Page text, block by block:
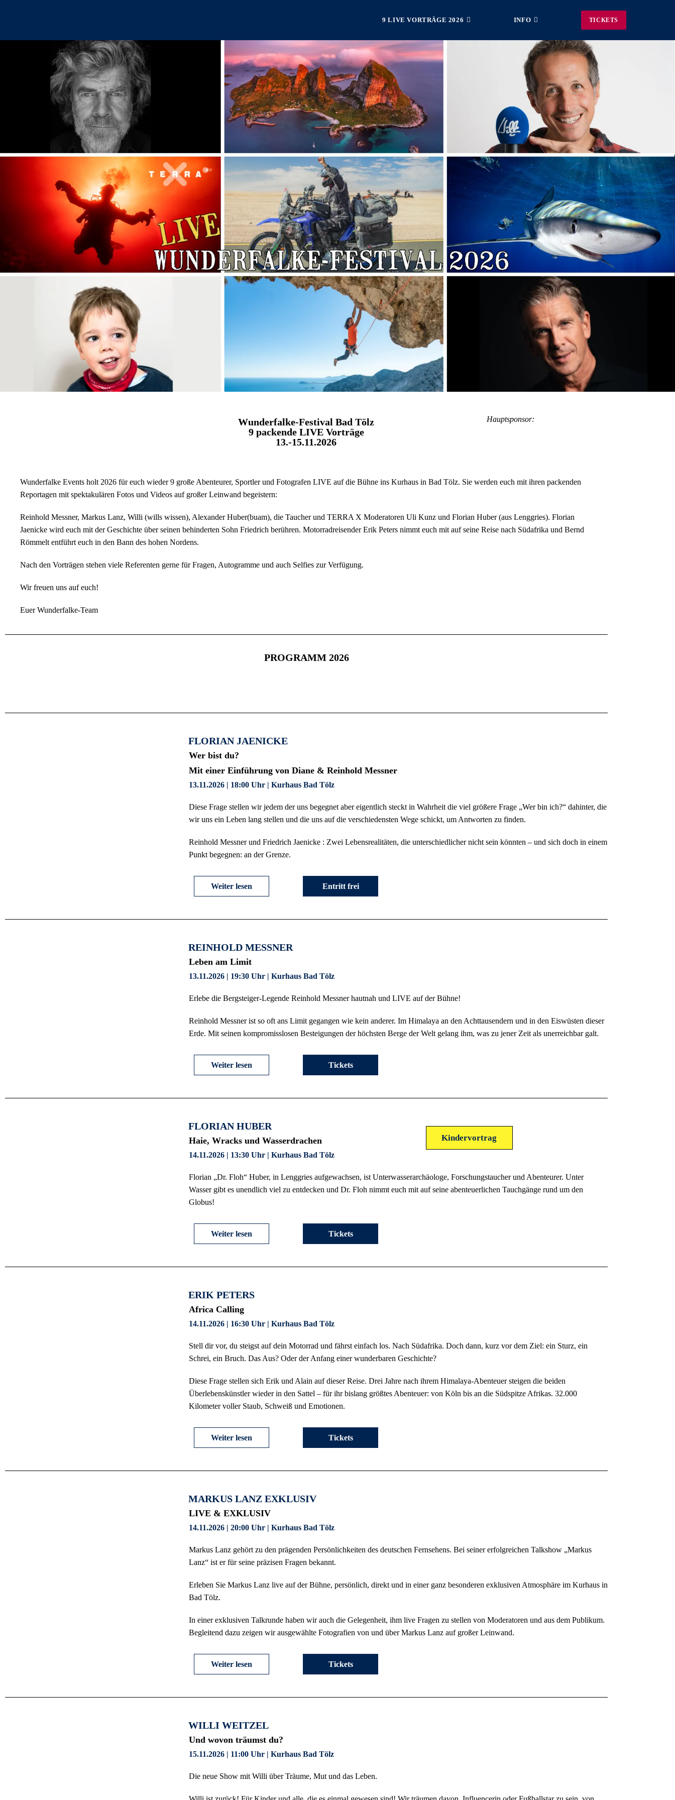
9 LIVE VORTRÄGE 2026 INFO TICKETS
Wunderfalke-Festival Bad Tölz
9 packende LIVE Vorträge
13.-15.11.2026
Hauptsponsor:
Wunderfalke Events holt 2026 für euch wieder 9 große Abenteurer, Sportler und Fotografen LIVE auf die Bühne ins Kurhaus in Bad Tölz. Sie werden euch mit ihren packenden
Reportagen mit spektakulären Fotos und Videos auf großer Leinwand begeistern:
Reinhold Messner, Markus Lanz, Willi (wills wissen), Alexander Huber(buam), die Taucher und TERRA X Moderatoren Uli Kunz und Florian Huber (aus Lenggries). Florian
Jaenicke wird euch mit der Geschichte über seinen behinderten Sohn Friedrich berühren. Motorradreisender Erik Peters nimmt euch mit auf seine Reise nach Südafrika und Bernd
Römmelt entführt euch in den Bann des hohen Nordens.
Nach den Vorträgen stehen viele Referenten gerne für Fragen, Autogramme und auch Selfies zur Verfügung.
Wir freuen uns auf euch!
Euer Wunderfalke-Team
PROGRAMM 2026
FLORIAN JAENICKE
Wer bist du?
Mit einer Einführung von Diane & Reinhold Messner
13.11.2026 | 18:00 Uhr | Kurhaus Bad Tölz
Diese Frage stellen wir jedem der uns begegnet aber eigentlich steckt in Wahrheit die viel größere Frage „Wer bin ich?“ dahinter, die
wir uns ein Leben lang stellen und die uns auf die verschiedensten Wege schickt, um Antworten zu finden.
Reinhold Messner und Friedrich Jaenicke : Zwei Lebensrealitäten, die unterschiedlicher nicht sein könnten – und sich doch in einem
Punkt begegnen: an der Grenze.
Weiter lesen Entritt frei
REINHOLD MESSNER
Leben am Limit
13.11.2026 | 19:30 Uhr | Kurhaus Bad Tölz
Erlebe die Bergsteiger-Legende Reinhold Messner hautnah und LIVE auf der Bühne!
Reinhold Messner ist so oft ans Limit gegangen wie kein anderer. Im Himalaya an den Achttausendern und in den Eiswüsten dieser
Erde. Mit seinen kompromisslosen Besteigungen der höchsten Berge der Welt gelang ihm, was zu jener Zeit als unerreichbar galt.
Weiter lesen Tickets
FLORIAN HUBER
Haie, Wracks und Wasserdrachen
14.11.2026 | 13:30 Uhr | Kurhaus Bad Tölz
Kindervortrag
Florian „Dr. Floh“ Huber, in Lenggries aufgewachsen, ist Unterwasserarchäologe, Forschungstaucher und Abenteurer. Unter
Wasser gibt es unendlich viel zu entdecken und Dr. Floh nimmt euch mit auf seine abenteuerlichen Tauchgänge rund um den
Globus!
Weiter lesen Tickets
ERIK PETERS
Africa Calling
14.11.2026 | 16:30 Uhr | Kurhaus Bad Tölz
Stell dir vor, du steigst auf dein Motorrad und fährst einfach los. Nach Südafrika. Doch dann, kurz vor dem Ziel: ein Sturz, ein
Schrei, ein Bruch. Das Aus? Oder der Anfang einer wunderbaren Geschichte?
Diese Frage stellen sich Erik und Alain auf dieser Reise. Drei Jahre nach ihrem Himalaya-Abenteuer steigen die beiden
Überlebenskünstler wieder in den Sattel – für ihr bislang größtes Abenteuer: von Köln bis an die Südspitze Afrikas. 32.000
Kilometer voller Staub, Schweiß und Emotionen.
Weiter lesen Tickets
MARKUS LANZ EXKLUSIV
LIVE & EXKLUSIV
14.11.2026 | 20:00 Uhr | Kurhaus Bad Tölz
Markus Lanz gehört zu den prägenden Persönlichkeiten des deutschen Fernsehens. Bei seiner erfolgreichen Talkshow „Markus
Lanz“ ist er für seine präzisen Fragen bekannt.
Erleben Sie Markus Lanz live auf der Bühne, persönlich, direkt und in einer ganz besonderen exklusiven Atmosphäre im Kurhaus in
Bad Tölz.
In einer exklusiven Talkrunde haben wir auch die Gelegenheit, ihm live Fragen zu stellen von Moderatoren und aus dem Publikum.
Begleitend dazu zeigen wir ausgewählte Fotografien von und über Markus Lanz auf großer Leinwand.
Weiter lesen Tickets
WILLI WEITZEL
Und wovon träumst du?
15.11.2026 | 11:00 Uhr | Kurhaus Bad Tölz
Die neue Show mit Willi über Träume, Mut und das Leben.